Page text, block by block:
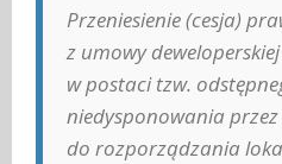
Przeniesienie (cesja)
z umowy
w postaci tzw.
niedysponowania
do rozporządzania